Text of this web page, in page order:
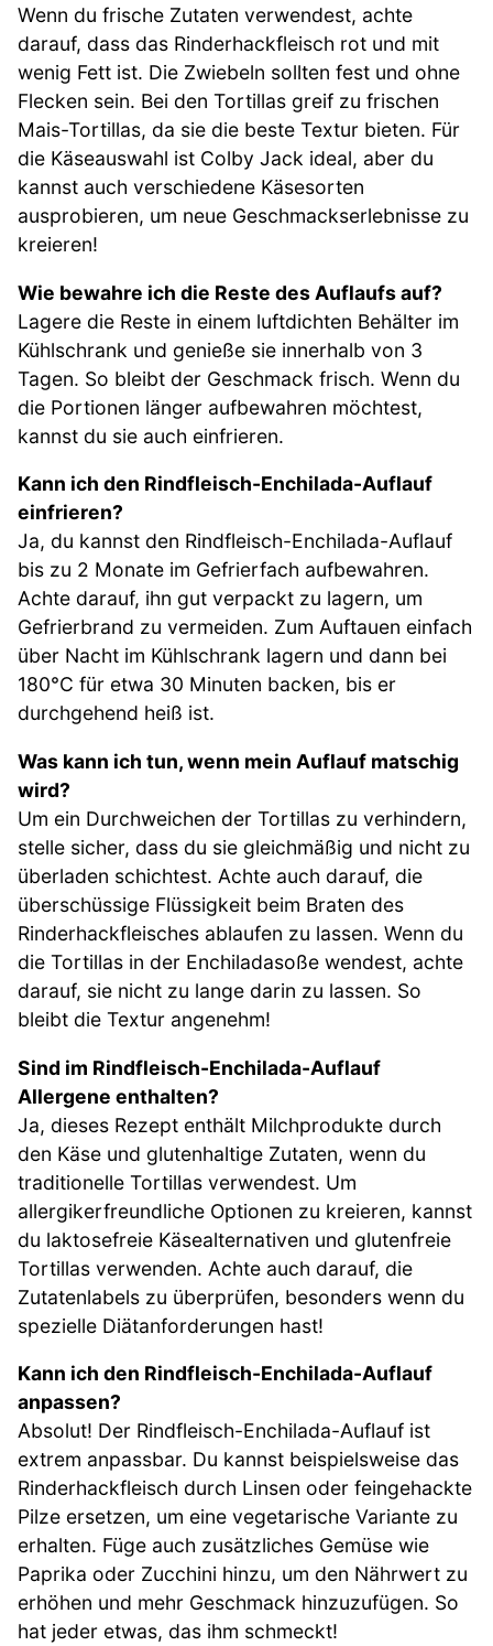
Wenn du frische Zutaten verwendest, achte
darauf, dass das Rinderhackfleisch rot und mit
wenig Fett ist. Die Zwiebeln sollten fest und ohne
Flecken sein. Bei den Tortillas greif zu frischen
Mais-Tortillas, da sie die beste Textur bieten. Für
die Käseauswahl ist Colby Jack ideal, aber du
kannst auch verschiedene Käsesorten
ausprobieren, um neue Geschmackserlebnisse zu
kreieren!
Wie bewahre ich die Reste des Auflaufs auf?
Lagere die Reste in einem luftdichten Behälter im
Kühlschrank und genieße sie innerhalb von 3
Tagen. So bleibt der Geschmack frisch. Wenn du
die Portionen länger aufbewahren möchtest,
kannst du sie auch einfrieren.
Kann ich den Rindfleisch-Enchilada-Auflauf
einfrieren?
Ja, du kannst den Rindfleisch-Enchilada-Auflauf
bis zu 2 Monate im Gefrierfach aufbewahren.
Achte darauf, ihn gut verpackt zu lagern, um
Gefrierbrand zu vermeiden. Zum Auftauen einfach
über Nacht im Kühlschrank lagern und dann bei
180°C für etwa 30 Minuten backen, bis er
durchgehend heiß ist.
Was kann ich tun, wenn mein Auflauf matschig
wird?
Um ein Durchweichen der Tortillas zu verhindern,
stelle sicher, dass du sie gleichmäßig und nicht zu
überladen schichtest. Achte auch darauf, die
überschüssige Flüssigkeit beim Braten des
Rinderhackfleisches ablaufen zu lassen. Wenn du
die Tortillas in der Enchiladasoße wendest, achte
darauf, sie nicht zu lange darin zu lassen. So
bleibt die Textur angenehm!
Sind im Rindfleisch-Enchilada-Auflauf
Allergene enthalten?
Ja, dieses Rezept enthält Milchprodukte durch
den Käse und glutenhaltige Zutaten, wenn du
traditionelle Tortillas verwendest. Um
allergikerfreundliche Optionen zu kreieren, kannst
du laktosefreie Käsealternativen und glutenfreie
Tortillas verwenden. Achte auch darauf, die
Zutatenlabels zu überprüfen, besonders wenn du
spezielle Diätanforderungen hast!
Kann ich den Rindfleisch-Enchilada-Auflauf
anpassen?
Absolut! Der Rindfleisch-Enchilada-Auflauf ist
extrem anpassbar. Du kannst beispielsweise das
Rinderhackfleisch durch Linsen oder feingehackte
Pilze ersetzen, um eine vegetarische Variante zu
erhalten. Füge auch zusätzliches Gemüse wie
Paprika oder Zucchini hinzu, um den Nährwert zu
erhöhen und mehr Geschmack hinzuzufügen. So
hat jeder etwas, das ihm schmeckt!